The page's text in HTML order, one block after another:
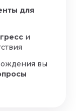
для
и
вы
ы